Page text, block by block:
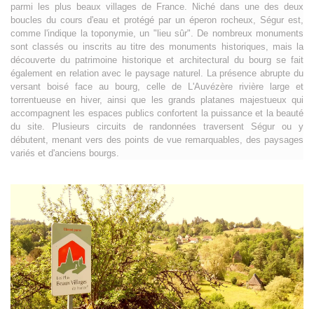
parmi les plus beaux villages de France. Niché dans une des deux
boucles du cours d'eau et protégé par un éperon rocheux, Ségur est,
comme l'indique la toponymie, un "lieu sûr". De nombreux monuments
sont classés ou inscrits au titre des monuments historiques, mais la
découverte du patrimoine historique et architectural du bourg se fait
également en relation avec le paysage naturel. La présence abrupte du
versant boisé face au bourg, celle de L'Auvézère rivière large et
torrentueuse en hiver, ainsi que les grands platanes majestueux qui
accompagnent les espaces publics confortent la puissance et la beauté
du site. Plusieurs circuits de randonnées traversent Ségur ou y
débutent, menant vers des points de vue remarquables, des paysages
variés et d'anciens bourgs.